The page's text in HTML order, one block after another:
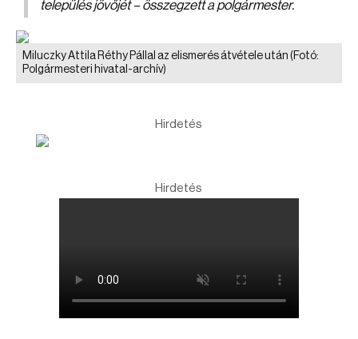
település jövőjét – összegzett a polgármester.
Miluczky Attila Réthy Pállal az elismerés átvétele után (Fotó:
Polgármesteri hivatal-archív)
Hirdetés
Hirdetés